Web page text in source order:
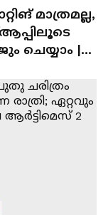
മാത്രമല്ല,
ചെയ്യാം |